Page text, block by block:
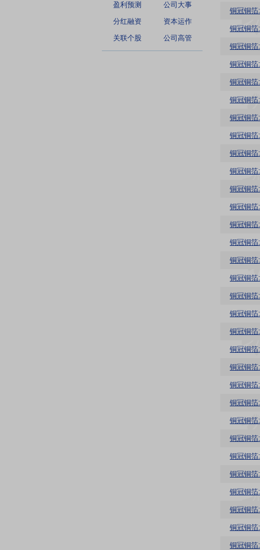
盈利预测
公司大事
分红融资
资本运作
关联个股
公司高管
铜冠铜箔
铜冠铜
铜冠铜箔
铜冠铜箔
铜冠铜箔
铜冠铜
铜冠铜箔
铜冠铜
铜冠铜箔
铜冠铜箔
铜冠铜箔
铜冠铜
铜冠铜箔
铜冠铜箔
铜冠铜箔
铜冠铜箔
铜冠铜箔
铜冠铜箔
铜冠铜箔
铜冠铜箔
铜冠铜箔
铜冠铜箔
铜冠铜箔
铜冠铜
铜冠铜箔
铜冠铜箔
铜冠铜箔